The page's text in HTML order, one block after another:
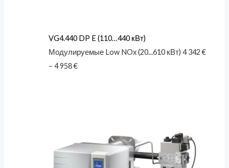
VG4.440 DP E (110…440 кВт)
Модулируемые Low NOx (20...610 кВт)4 342€
– 4 958€